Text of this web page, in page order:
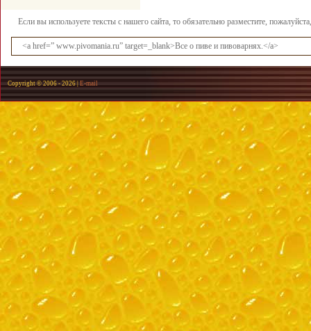
Если вы используете тексты с нашего сайта, то обязательно разместите,
<a href=” www.pivomania.ru” target=_blank>Все о пиве и пивоварнях.</a>
Copyright © 2006 -2026 |E-mail